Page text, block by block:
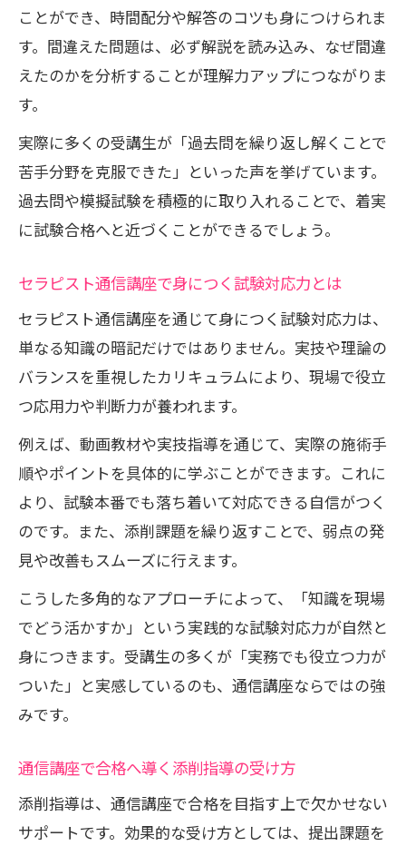
ことができ、時間配分や解答のコツも身につけられま
す。間違えた問題は、必ず解説を読み込み、なぜ間違
えたのかを分析することが理解力アップにつながりま
す。
実際に多くの受講生が「過去問を繰り返し解くことで
苦手分野を克服できた」といった声を挙げています。
過去問や模擬試験を積極的に取り入れることで、着実
に試験合格へと近づくことができるでしょう。
セラピスト通信講座で身につく試験対応力とは
セラピスト通信講座を通じて身につく試験対応力は、
単なる知識の暗記だけではありません。実技や理論の
バランスを重視したカリキュラムにより、現場で役立
つ応用力や判断力が養われます。
例えば、動画教材や実技指導を通じて、実際の施術手
順やポイントを具体的に学ぶことができます。これに
より、試験本番でも落ち着いて対応できる自信がつく
のです。また、添削課題を繰り返すことで、弱点の発
見や改善もスムーズに行えます。
こうした多角的なアプローチによって、「知識を現場
でどう活かすか」という実践的な試験対応力が自然と
身につきます。受講生の多くが「実務でも役立つ力が
ついた」と実感しているのも、通信講座ならではの強
みです。
通信講座で合格へ導く添削指導の受け方
添削指導は、通信講座で合格を目指す上で欠かせない
サポートです。効果的な受け方としては、提出課題を